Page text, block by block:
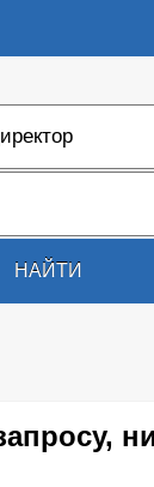
НАЙТИ